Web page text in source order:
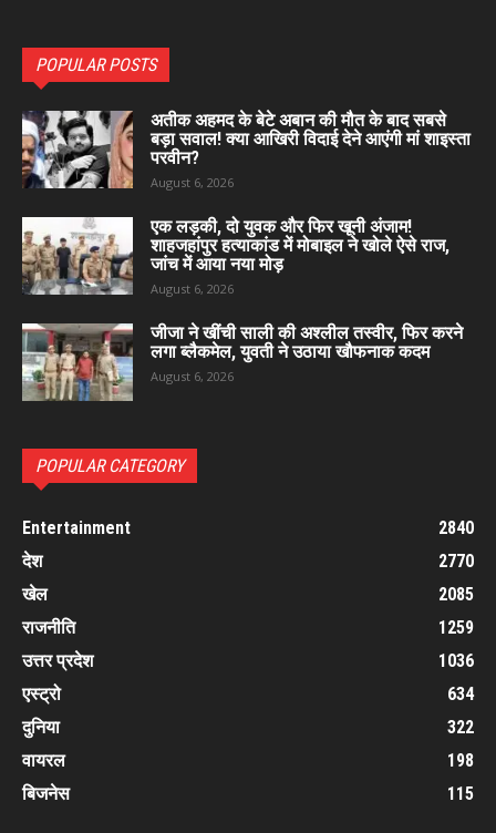
POPULAR POSTS
अतीक अहमद के बेटे अबान की मौत के बाद सबसे
बड़ा सवाल! क्या आखिरी विदाई देने आएंगी मां शाइस्ता
परवीन?
August 6, 2026
एक लड़की, दो युवक और फिर खूनी अंजाम!
शाहजहांपुर हत्याकांड में मोबाइल ने खोले ऐसे राज,
जांच में आया नया मोड़
August 6, 2026
जीजा ने खींची साली की अश्लील तस्वीर, फिर करने
लगा ब्लैकमेल, युवती ने उठाया खौफनाक कदम
August 6, 2026
POPULAR CATEGORY
Entertainment
2840
देश
2770
खेल
2085
राजनीति
1259
उत्तर प्रदेश
1036
एस्ट्रो
634
दुनिया
322
वायरल
198
बिजनेस
115